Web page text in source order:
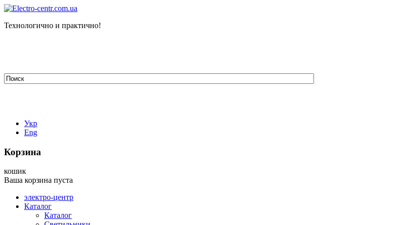
Технологично и практично!
Укр
Eng
Корзина
кошик
Ваша корзина пуста
электро-центр
Каталог
Каталог